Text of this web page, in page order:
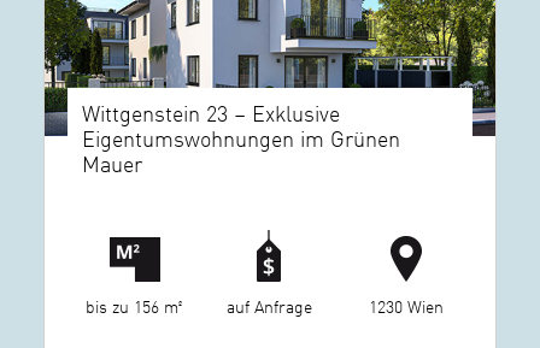
Wittgenstein 23 – Exklusive
Eigentumswohnungen im Grünen
Mauer
bis zu 156 m² auf Anfrage 1230 Wien